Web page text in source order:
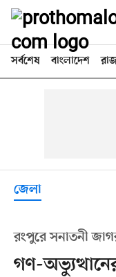
সর্বশেষ বাংলাদেশ
জেলা
রংপুরে সনাতনী
গণ-